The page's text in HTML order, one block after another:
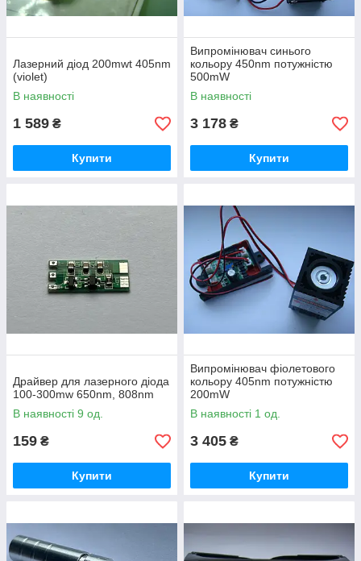
Лазерний діод 200mwt 405nm
(violet)
В наявності
1 589 ₴
Купити
Випромінювач синього
кольору 450nm потужністю
500mW
В наявності
3 178 ₴
Купити
Драйвер для лазерного діода
100-300mw 650nm, 808nm
В наявності 9 од.
159 ₴
Купити
Випромінювач фіолетового
кольору 405nm потужністю
200mW
В наявності 1 од.
3 405 ₴
Купити